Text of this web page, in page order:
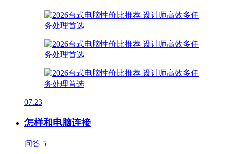
07.23
怎样和电脑连接
问答 5